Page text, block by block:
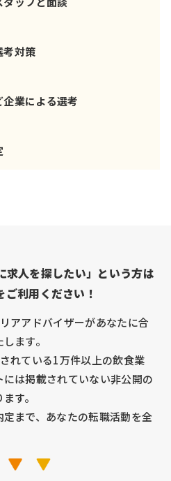
考対策
企業による選考
求人を探したい」という方は
ご利用ください！
アアドバイザーがあなたに合
ます。
れている1万件以上の飲食業
は掲載されていない非公開の
す。
まで、あなたの転職活動を全